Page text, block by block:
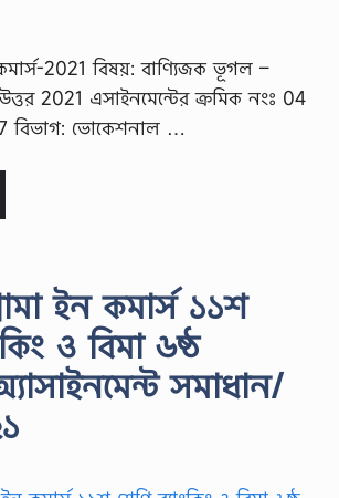
2021 বিষয়: বাণ্যিজক ভূগল –
2021 এসাইনমেন্টের ক্রমিক নংঃ 04
বিভাগ: ভোকেশনাল …
ইন কমার্স ১১শ
ও বিমা ৬ষ্ঠ
সমাধান/